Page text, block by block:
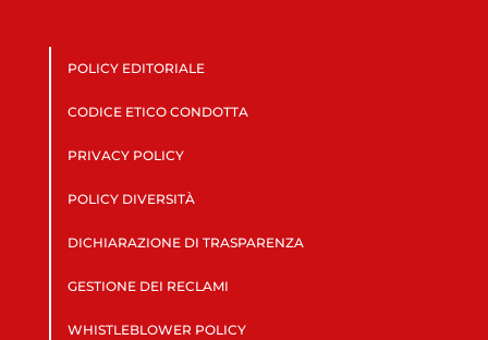
POLICY EDITORIALE
CODICE ETICO CONDOTTA
PRIVACY POLICY
POLICY DIVERSITÀ
DICHIARAZIONE DI TRASPARENZA
GESTIONE DEI RECLAMI
WHISTLEBLOWER POLICY